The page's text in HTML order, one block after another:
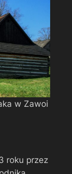
w Zawoi
roku przez